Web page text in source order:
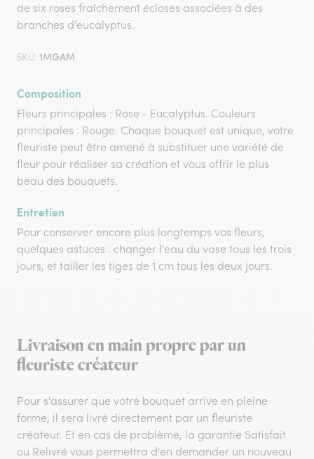
de six roses fraîchement écloses associées à des
branches d’eucalyptus.
SKU: 1MGAM
Composition
Fleurs principales : Rose - Eucalyptus. Couleurs
principales : Rouge. Chaque bouquet est unique, votre
fleuriste peut être amené à substituer une variété de
fleur pour réaliser sa création et vous offrir le plus
beau des bouquets.
Entretien
Pour conserver encore plus longtemps vos fleurs,
quelques astuces : changer l'eau du vase tous les trois
jours, et tailler les tiges de 1 cm tous les deux jours.
Livraison en main propre par un
fleuriste créateur
Pour s'assurer que votre bouquet arrive en pleine
forme, il sera livré directement par un fleuriste
créateur. Et en cas de problème, la garantie Satisfait
ou Relivré vous permettra d'en demander un nouveau